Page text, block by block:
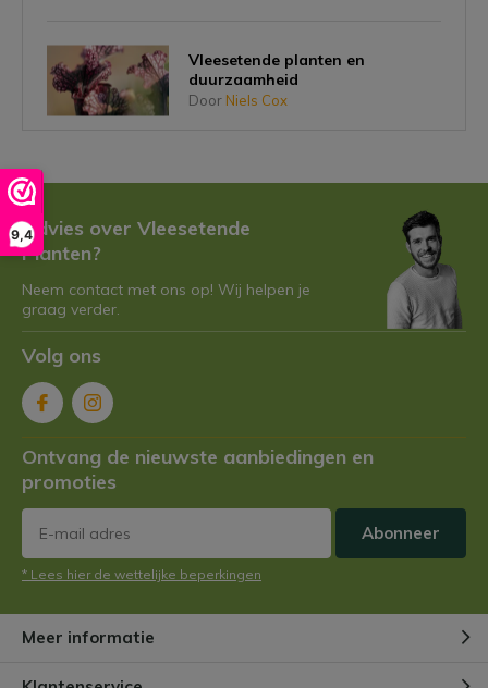
9,4
Vleesetende planten en
duurzaamheid
Door Niels Cox
Planten die vlees eten én schattig
Door Niels Cox
Niet alle vleesetende planten zijn
hetzelfde: de 7 coolste soorten
op een rij
DoorNiels Cox
Hoe maak je een vleesetende
plantentuin?
DoorNiels
Advies over Vleesetende
Planten?
Neem contact met ons op! Wij helpen je
graag verder.
Volg ons
Ontvang de nieuwste aanbiedingen en
promoties
Abonneer
* Lees hier de wettelijke beperkingen
Meer informatie